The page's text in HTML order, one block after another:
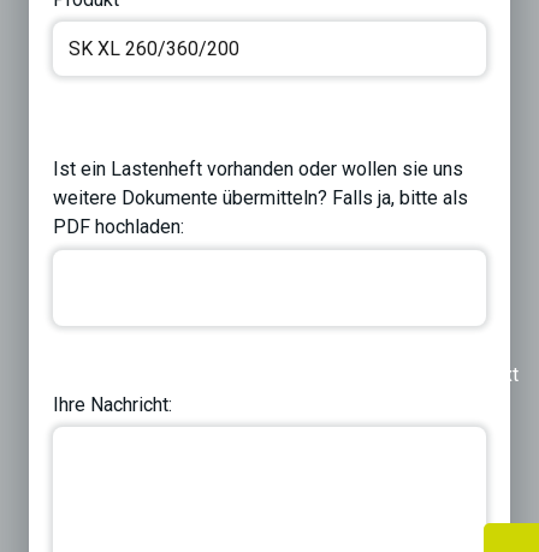
Ist ein Lastenheft vorhanden oder wollen sie uns
weitere Dokumente übermitteln? Falls ja, bitte als
PDF hochladen:
Next
Ihre Nachricht: